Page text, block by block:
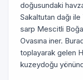
doğusundaki
Sakaltutan dağı
sarp Mescitli
Ovasına iner.
toplayarak gelen
kuzeydoğu